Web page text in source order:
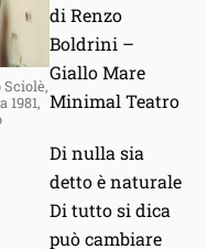
Sciolè,
1981,
di Renzo
Boldrini –
Giallo Mare
Minimal Teatro
Di nulla sia
detto è naturale
Di tutto si dica
può cambiare